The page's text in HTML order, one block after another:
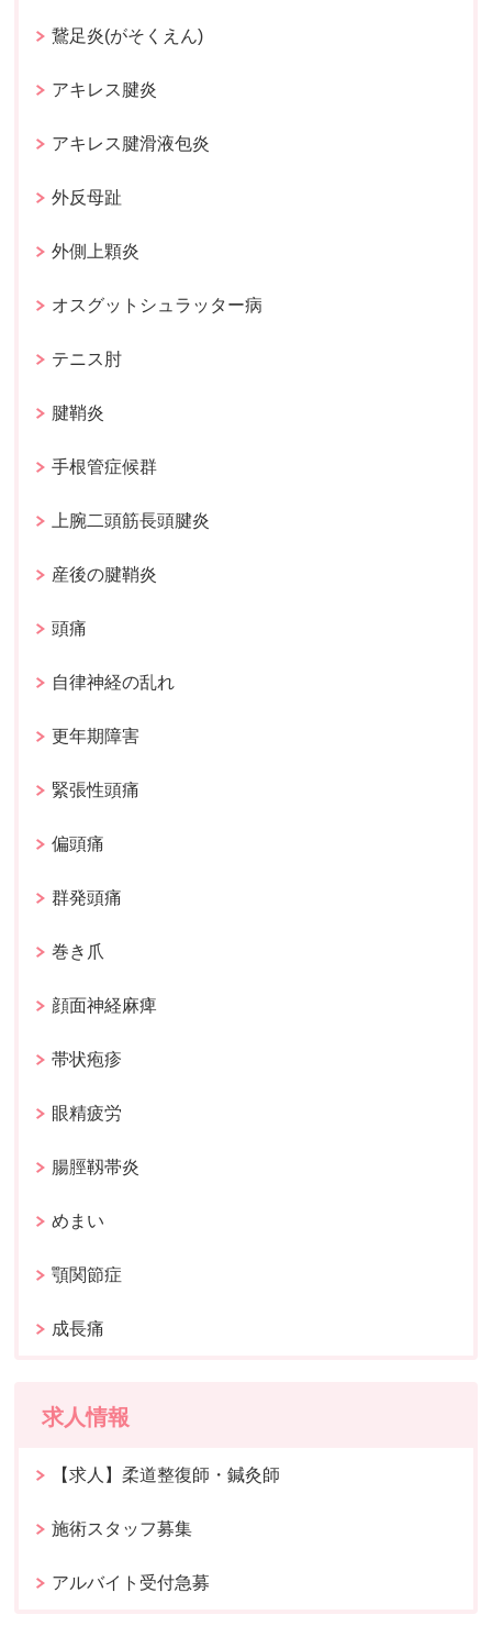
鵞足炎(がそくえん)
アキレス腱炎
アキレス腱滑液包炎
外反母趾
外側上顆炎
オスグットシュラッター病
テニス肘
腱鞘炎
手根管症候群
上腕二頭筋長頭腱炎
産後の腱鞘炎
頭痛
自律神経の乱れ
更年期障害
緊張性頭痛
偏頭痛
群発頭痛
巻き爪
顔面神経麻痺
帯状疱疹
眼精疲労
腸脛靱帯炎
めまい
顎関節症
成長痛
求人情報
【求人】柔道整復師・鍼灸師
施術スタッフ募集
アルバイト受付急募